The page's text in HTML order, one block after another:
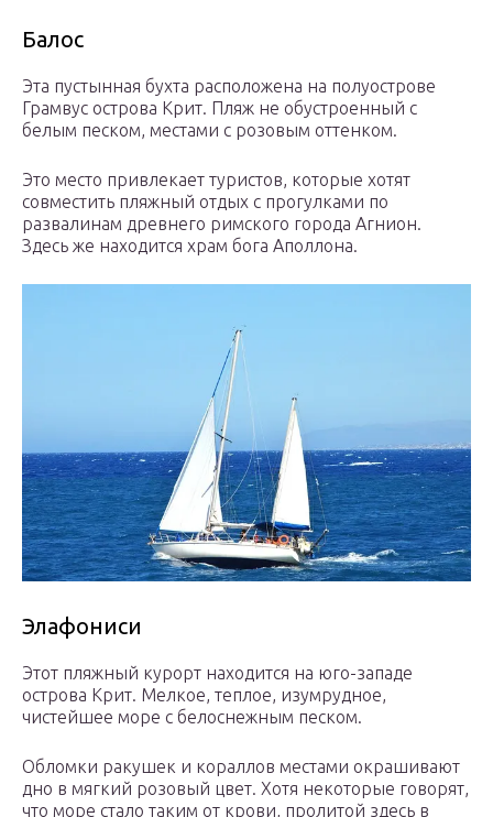
Балос
Эта пустынная бухта расположена на полуострове
Грамвус острова Крит. Пляж не обустроенный с
белым песком, местами с розовым оттенком.
Это место привлекает туристов, которые хотят
совместить пляжный отдых с прогулками по
развалинам древнего римского города Агнион.
Здесь же находится храм бога Аполлона.
Элафониси
Этот пляжный курорт находится на юго-западе
острова Крит. Мелкое, теплое, изумрудное,
чистейшее море с белоснежным песком.
Обломки ракушек и кораллов местами окрашивают
дно в мягкий розовый цвет. Хотя некоторые говорят,
что море стало таким от крови, пролитой здесь в